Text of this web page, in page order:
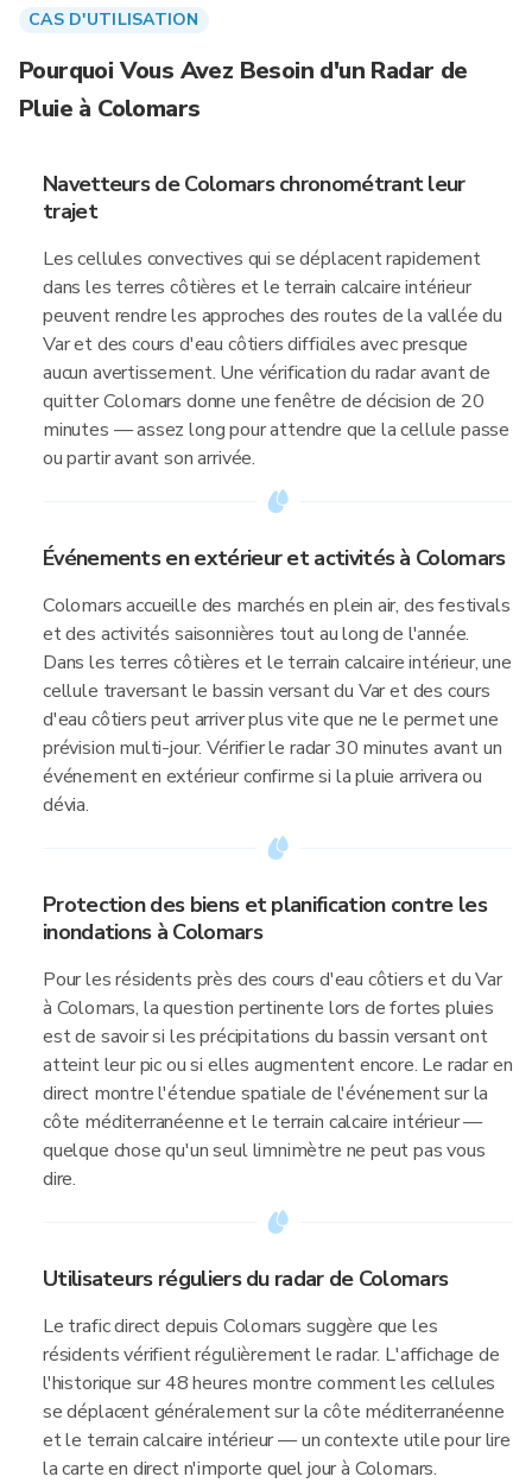
CAS D'UTILISATION
Pourquoi Vous Avez Besoin d'un Radar de
Pluie à Colomars
Navetteurs de Colomars chronométrant leur
trajet
Les cellules convectives qui se déplacent rapidement
dans les terres côtières et le terrain calcaire intérieur
peuvent rendre les approches des routes de la vallée du
Var et des cours d'eau côtiers difficiles avec presque
aucun avertissement. Une vérification du radar avant de
quitter Colomars donne une fenêtre de décision de 20
minutes — assez long pour attendre que la cellule passe
ou partir avant son arrivée.
Événements en extérieur et activités à Colomars
Colomars accueille des marchés en plein air, des festivals
et des activités saisonnières tout au long de l'année.
Dans les terres côtières et le terrain calcaire intérieur, une
cellule traversant le bassin versant du Var et des cours
d'eau côtiers peut arriver plus vite que ne le permet une
prévision multi-jour. Vérifier le radar 30 minutes avant un
événement en extérieur confirme si la pluie arrivera ou
dévia.
Protection des biens et planification contre les
inondations à Colomars
Pour les résidents près des cours d'eau côtiers et du Var
à Colomars, la question pertinente lors de fortes pluies
est de savoir si les précipitations du bassin versant ont
atteint leur pic ou si elles augmentent encore. Le radar en
direct montre l'étendue spatiale de l'événement sur la
côte méditerranéenne et le terrain calcaire intérieur —
quelque chose qu'un seul limnimètre ne peut pas vous
dire.
Utilisateurs réguliers du radar de Colomars
Le trafic direct depuis Colomars suggère que les
résidents vérifient régulièrement le radar. L'affichage de
l'historique sur 48 heures montre comment les cellules
se déplacent généralement sur la côte méditerranéenne
et le terrain calcaire intérieur — un contexte utile pour lire
la carte en direct n'importe quel jour à Colomars.